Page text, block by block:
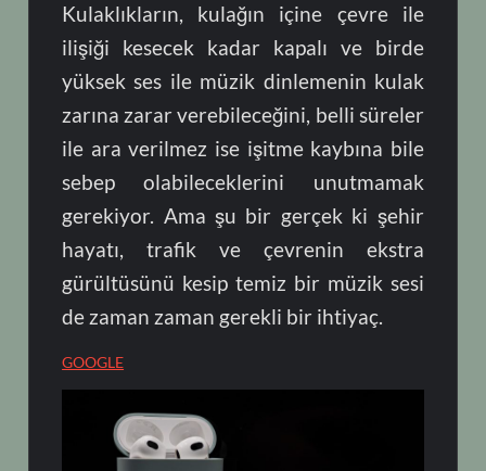
Kulaklıkların, kulağın içine çevre ile
ilişiği kesecek kadar kapalı ve birde
yüksek ses ile müzik dinlemenin kulak
zarına zarar verebileceğini, belli süreler
ile ara verilmez ise işitme kaybına bile
sebep olabileceklerini unutmamak
gerekiyor. Ama şu bir gerçek ki şehir
hayatı, trafik ve çevrenin ekstra
gürültüsünü kesip temiz bir müzik sesi
de zaman zaman gerekli bir ihtiyaç.
GOOGLE